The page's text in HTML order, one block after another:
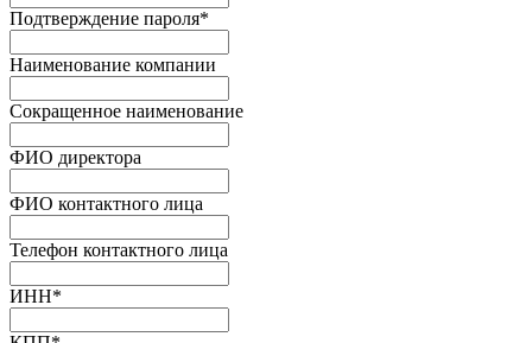
Подтверждение пароля*
Наименование компании
Сокращенное наименование
ФИО директора
ФИО контактного лица
Телефон контактного лица
ИНН*